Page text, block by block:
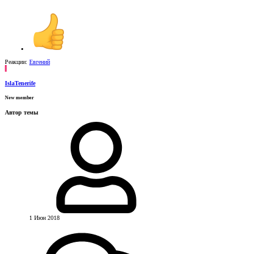
Реакции: Евгений
I
IslaTenerife
New member
Автор темы
1 Июн 2018